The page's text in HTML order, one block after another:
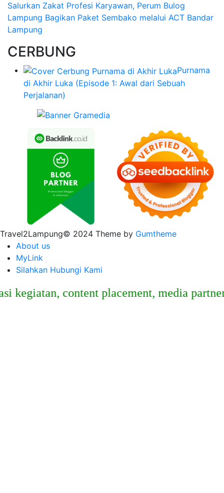
Salurkan Zakat Profesi Karyawan, Perum Bulog
Lampung Bagikan Paket Sembako melalui ACT Bandar
Lampung
CERBUNG
Purnama
di Akhir Luka (Episode 1: Awal dari Sebuah
Perjalanan)
Travel2Lampung© 2024 Theme by Gumtheme
About us
MyLink
Silahkan Hubungi Kami
content placement, media partner,